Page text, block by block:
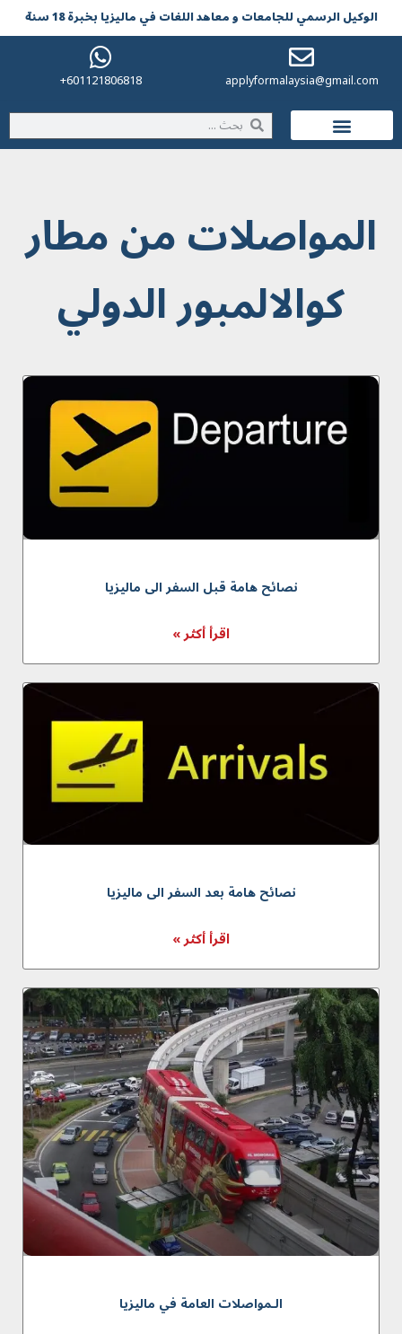
الوکیل الرسمي للجامعات و معاهد اللغات في مالیزیا بخبرة 18 سنة
applyformalaysia@gmail.com
601121806818+
المواصلات من مطار
كوالالمبور الدولي
نصائح هامة قبل السفر الى ماليزيا
اقرأ أكثر »
نصائح هامة بعد السفر الى ماليزيا
اقرأ أكثر »
الـمواصلات العامة في ماليزيا